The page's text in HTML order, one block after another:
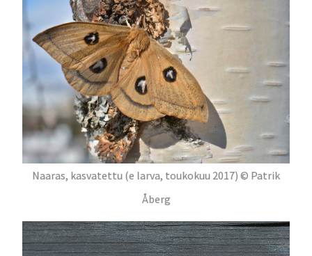
Naaras, kasvatettu (e larva, toukokuu 2017) © Patrik
Åberg